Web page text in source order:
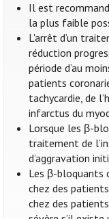
Il est
la plus faible
L'arrêt d’un
réduction
période d’au
patients
tachycardie, de
infarctus du
Lorsque les β-
traitement de
d’aggravation
Les β-bloquants
chez des
chez des